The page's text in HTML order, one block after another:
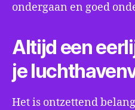
ondergaan en goed
Altijd een
je
Het is ontzettend